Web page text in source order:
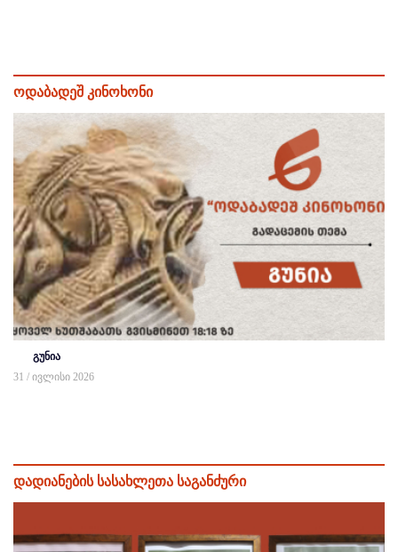
ოდაბადეშ კინოხონი
გუნია
31 / ივლისი 2026
დადიანების სასახლეთა საგანძური